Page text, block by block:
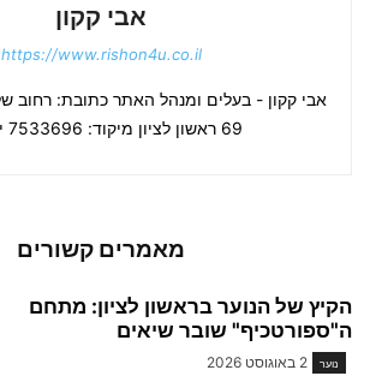
אבי קקון
https://www.rishon4u.co.il
69 ראשון לציון מיקוד: 7533696 ישראל
מאמרים קשורים
הקיץ של הנוער בראשון לציון: מתחם
ה"ספורטכיף" שובר שיאים
נוער 2 באוגוסט 2026